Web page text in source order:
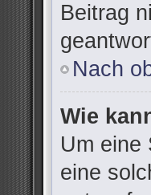
Beitrag
Nach
Wie
Um eine
eine